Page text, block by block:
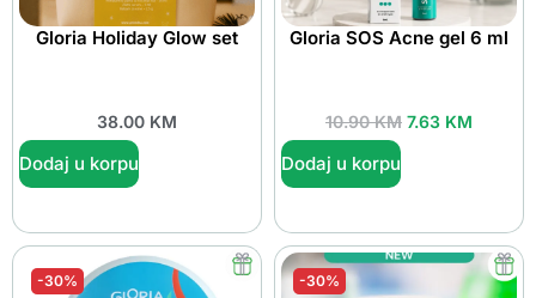
Gloria Holiday Glow set
38.00 KM
Dodaj u korpu
Gloria SOS Acne gel 6 ml
10.90KM 7.63 KM
Dodaj u korpu
-30% -30%